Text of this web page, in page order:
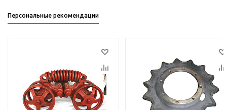
Персональные рекомендации